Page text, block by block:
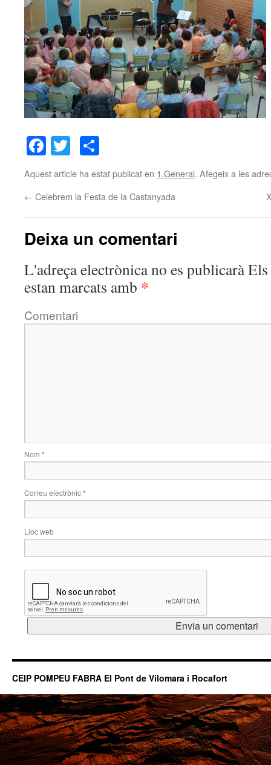
Facebook
Twitter
Aquest article ha estat publicat en 1.General. Afegeix a les
← Celebrem la Festa de la Castanyada
Deixa un comentari
L'adreça electrònica no es publicaràEls
estan marcats amb *
Comentari
Nom *
Correu electrònic*
Lloc web
CEIP POMPEU FABRA El Pont de Vilomara i Rocafort